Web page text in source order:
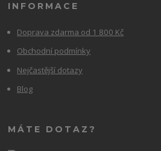
INFORMACE
Doprava zdarma od 1 800 Kč
Obchodní podmínky
Nejčastější dotazy
Blog
MÁTE DOTAZ?